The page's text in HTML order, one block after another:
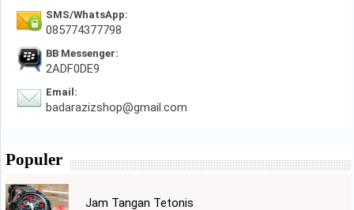
SMS/WhatsApp:
085774377798
BB Messenger:
2ADF0DE9
Email:
badarazizshop@gmail.com
Populer
Jam Tangan Tetonis